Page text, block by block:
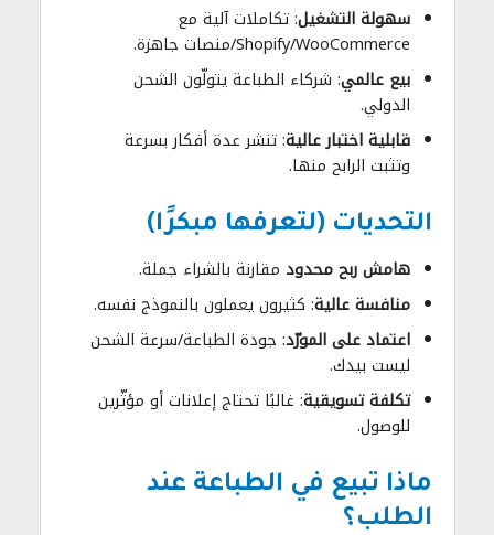
سهولة التشغيل: تكاملات آلية مع
Shopify/WooCommerce/منصات جاهزة.
بيع عالمي: شركاء الطباعة يتولّون الشحن
الدولي.
قابلية اختبار عالية: تنشر عدة أفكار بسرعة
وتثبت الرابح منها.
التحديات (لتعرفها مبكرًا)
هامش ربح محدود مقارنة بالشراء جملة.
منافسة عالية: كثيرون يعملون بالنموذج نفسه.
اعتماد على المورّد: جودة الطباعة/سرعة الشحن
ليست بيدك.
تكلفة تسويقية: غالبًا تحتاج إعلانات أو مؤثّرين
للوصول.
ماذا تبيع في الطباعة عند
الطلب؟